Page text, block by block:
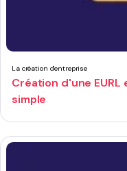
La création d'entreprise
Création d'une
simple